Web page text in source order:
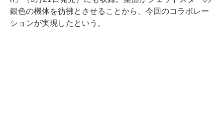
銀色の機体を彷彿とさせることから、今回のコラボレー
ションが実現したという。